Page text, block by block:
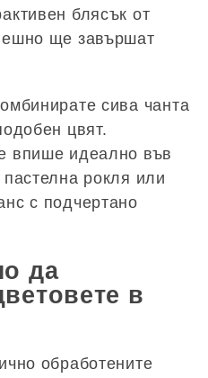
блясък от
ще завършат
сива чанта
цвят.
впише идеално във
рокля или
с подчертано
да
в
обработените